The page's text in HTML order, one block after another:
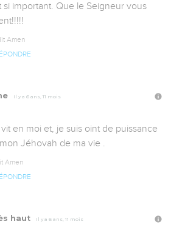
important. Que le Seigneur vous
Amen
Il y a 6 ans, 11 mois
vit en moi et, je suis oint de puissance
Jéhovah de ma vie .
Amen
haut Il y a 6 ans, 11 mois